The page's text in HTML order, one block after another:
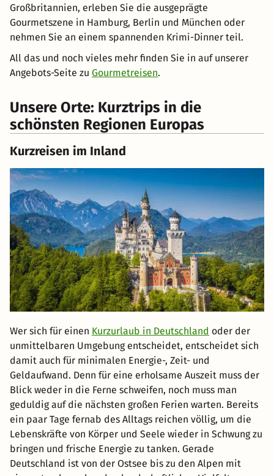
Großbritannien, erleben Sie die ausgeprägte
Gourmetszene in Hamburg, Berlin und München oder
nehmen Sie an einem spannenden Krimi-Dinner teil.
All das und noch vieles mehr finden Sie in auf unserer
Angebots-Seite zu Gourmetreisen.
Unsere Orte: Kurztrips in die
schönsten Regionen Europas
Kurzreisen im Inland
Wer sich für einen Kurzurlaub in Deutschland oder der
unmittelbaren Umgebung entscheidet, entscheidet sich
damit auch für minimalen Energie-, Zeit- und
Geldaufwand. Denn für eine erholsame Auszeit muss der
Blick weder in die Ferne schweifen, noch muss man
geduldig auf die nächsten großen Ferien warten. Bereits
ein paar Tage fernab des Alltags reichen völlig, um die
Lebenskräfte von Körper und Seele wieder in Schwung zu
bringen und frische Energie zu tanken. Gerade
Deutschland ist von der Ostsee bis zu den Alpen mit